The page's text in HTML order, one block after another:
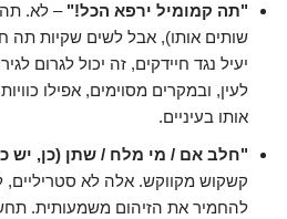
"תה קמומיל ירפא הכל!" – לא. תה
שותים אותו), אבל לשים שקיות תה
יעיל נגד חיידקים, זה יכול לגרום
לעין, ובמקרים מסוימים, אפילו
אותו בעיניים.
"חלב אם / מי מלח / שתן (כן, יש
קשקוש מקווקש. אלה לא סטריליים,
להחמיר את הזיהום משמעותית.